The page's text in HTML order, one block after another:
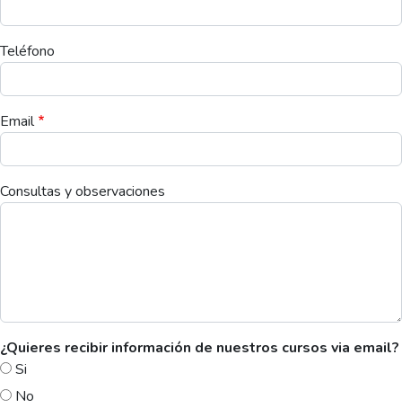
Teléfono
Email
Consultas y observaciones
¿Quieres recibir información de nuestros cursos via email?
Si
No